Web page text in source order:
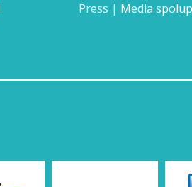
Press | Media